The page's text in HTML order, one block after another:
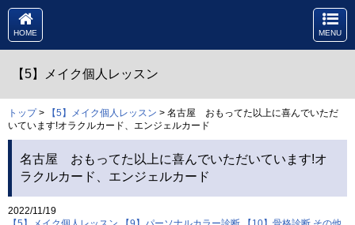
HOME MENU
【5】メイク個人レッスン
トップ> 【5】メイク個人レッスン > 名古屋 おもってた以上に喜んでいただ
いています!オラクルカード、エンジェルカード
名古屋 おもってた以上に喜んでいただいています!オ
ラクルカード、エンジェルカード
2022/11/19